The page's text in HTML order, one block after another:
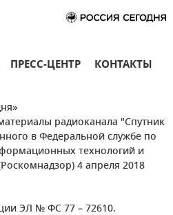
ПРЕСС-ЦЕНТР КОНТАКТЫ
радиоканала "Спутник
в Федеральной службе по
технологий и
4 апреля 2018
ЭЛ № ФС 77 – 72610.